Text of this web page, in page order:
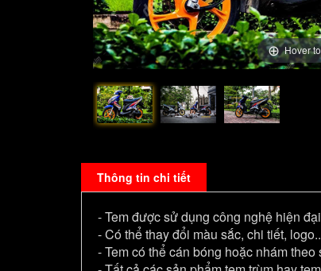
Hover
Thông tin chi tiết
- Tem được sử dụng công nghệ hiện
- Có thể thay đổi màu sắc, chi tiết,
- Tem có thể cán bóng hoặc nhám